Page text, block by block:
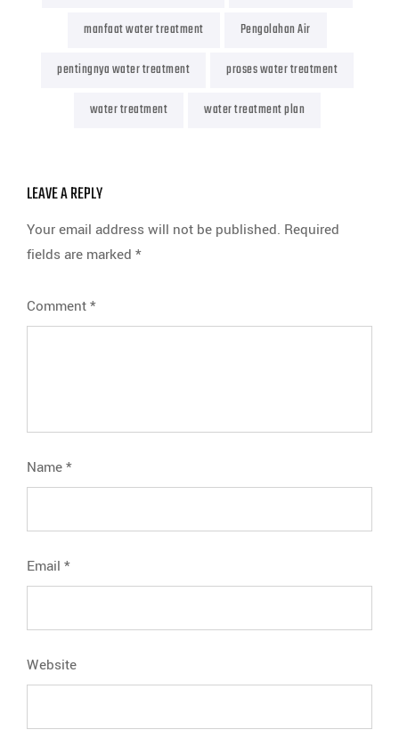
manfaat water treatment
Pengolahan Air
pentingnya water treatment
proses water treatment
water treatment
water treatment plan
LEAVE A REPLY
Your email address will not be published. Required
fields are marked *
Comment*
Name*
Email *
Website